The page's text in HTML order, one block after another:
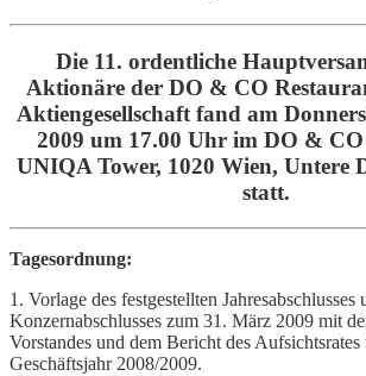
Die 11. ordentliche
Aktionäre der DO & CO
Aktiengesellschaft fand am
2009 um 17.00 Uhr im DO &
UNIQA Tower, 1020 Wien, Untere
statt.
Tagesordnung:
1. Vorlage des festgestellten Jahresabschlusses
Konzernabschlusses zum 31. März 2009 mit
Vorstandes und dem Bericht des Aufsichtsrates
Geschäftsjahr 2008/2009.